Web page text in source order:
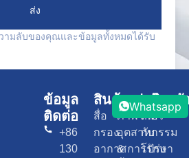
ส่ง
วามลับของคุณและข้อมูลทั้งหมดได้รับ
สินค้า
สื่อ
กรอง
อากาศ
แอปพลิเคชั
ภาพวาด
อุตสาหกรรม
& การรักษา
ทรัพยา
เกี่ยว
กับ
โปร่ง
ข้อมูล
ติดต่อ
+86
130
Whatsapp